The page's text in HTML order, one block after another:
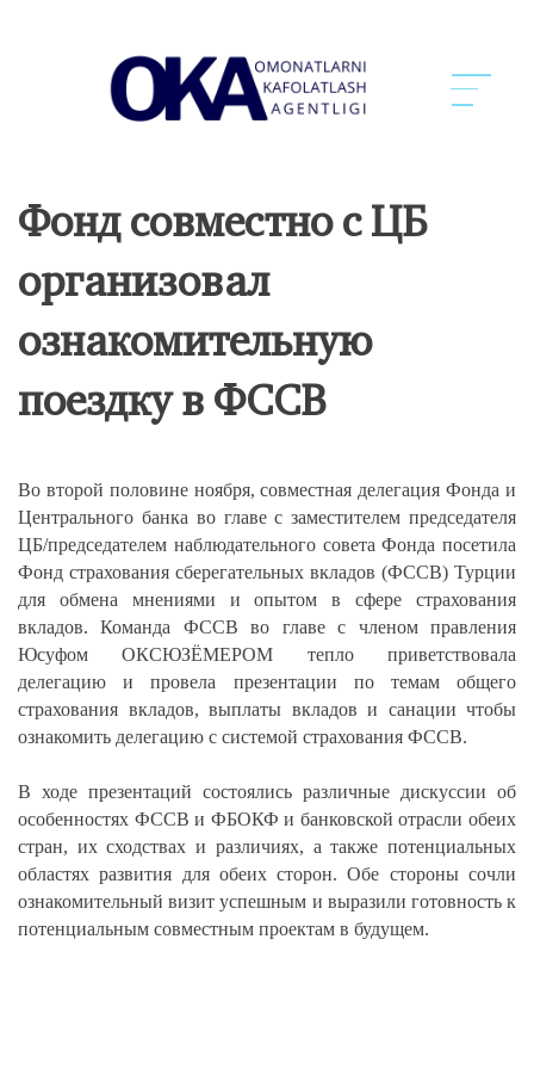
Фонд совместно с ЦБ
организовал
ознакомительную
поездку в ФССВ
Во второй половине ноября, совместная делегация Фонда и
Центрального банка во главе с заместителем председателя
ЦБ/председателем наблюдательного совета Фонда посетила
Фонд страхования сберегательных вкладов (ФССВ) Турции
для обмена мнениями и опытом в сфере страхования
вкладов. Команда ФССВ во главе с членом правления
Юсуфом ОКСЮЗЁМЕРОМ тепло приветствовала
делегацию и провела презентации по темам общего
страхования вкладов, выплаты вкладов и санации чтобы
ознакомить делегацию с системой страхования ФССВ.
В ходе презентаций состоялись различные дискуссии об
особенностях ФССВ и ФБОКФ и банковской отрасли обеих
стран, их сходствах и различиях, а также потенциальных
областях развития для обеих сторон. Обе стороны сочли
ознакомительный визит успешным и выразили готовность к
потенциальным совместным проектам в будущем.